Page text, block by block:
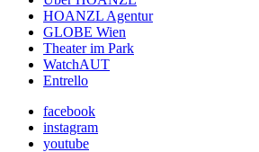
HOANZL Agentur
GLOBE Wien
Theater im Park
WatchAUT
Entrello
facebook
instagram
youtube